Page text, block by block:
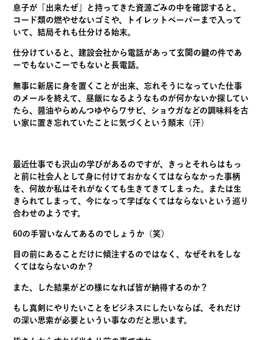
息子が「出来たぜ」と持ってきた資源ごみの中を確認すると、
コード類の燃やせないゴミや、
トイレットペーパーまで入って
いて、結局それも仕分ける始末。
仕分けていると、 建設会社から電話があって玄関の鍵の件であ
ーでもないこーでもないと長電話。
無事に新居に身を置くことが出来、忘れそうになっていた仕事
のメールを終えて、昼飯になるようなものが何かないか探してい
たら、醤油やらめんつゆやらワサビ、 ショウガなどの調味料を古
い家に置き忘れていたことに気づくとい う顛末（汗）
最近仕事でも沢山の学びがあるのですが、
きっとそれらはもっ
と前に社会人として身に付けておかなくてはな らなかった事柄
を、何故か私はそれがなくても生きてきてしまった。
または生
きられてしまって、今になって学ばなくてはならないという巡り
合わせのようです。
60の手習いなんてあるのでしょうか（笑）
目の前にあることだけに傾注するのではなく、 なぜそれをしな
くてはならないのか？
また、した結果がどの様になれば皆が納得するのか？
もし真剣にやりたいことをビジネスにしたいならば、 それだけ
の深い思索が必要というい事なのだと思います。